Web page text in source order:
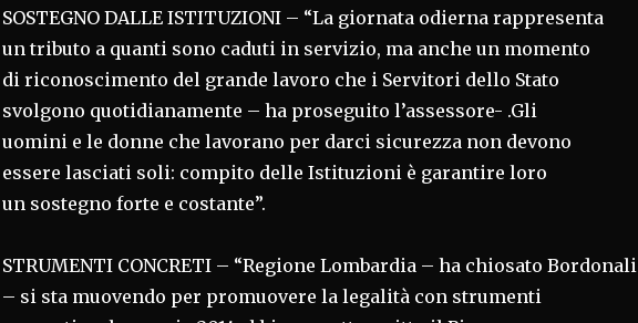
SOSTEGNO DALLE ISTITUZIONI – “La giornata odierna rappresenta
un tributo a quanti sono caduti in servizio, ma anche un momento
di riconoscimento del grande lavoro che i Servitori dello Stato
svolgono quotidianamente – ha proseguito l’assessore- .Gli
uomini e le donne che lavorano per darci sicurezza non devono
essere lasciati soli: compito delle Istituzioni è garantire loro
un sostegno forte e costante”.
STRUMENTI CONCRETI – “Regione Lombardia – ha chiosato Bordonali
– si sta muovendo per promuovere la legalità con strumenti